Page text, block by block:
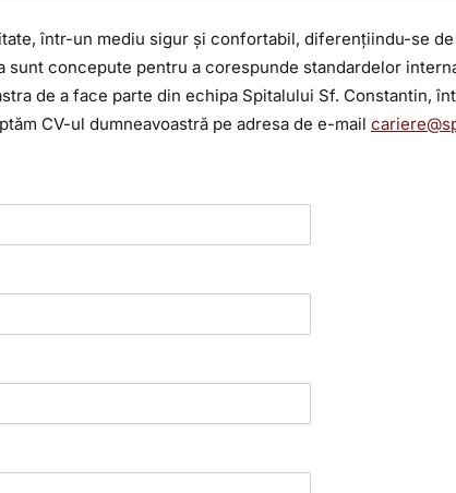
într-un mediu sigur și confortabil, diferențiindu-se
concepute pentru a corespunde standardelor
de a face parte din echipa Spitalului Sf. Constantin,
CV-ul dumneavoastră pe adresa de e-mail